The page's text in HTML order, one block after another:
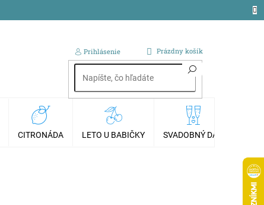
Prihlásenie
NÁKUPNÝ
KOŠÍK
Prázdny košík
CITRONÁDA LETO U BABIČKY SVADOBNÝ DAR